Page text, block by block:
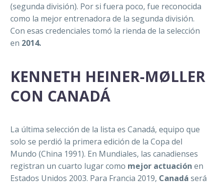
(segunda división). Por si fuera poco, fue reconocida
como la mejor entrenadora de la segunda división.
Con esas credenciales tomó la rienda de la selección
en 2014.
KENNETH HEINER-MØLLER
CON CANADÁ
La última selección de la lista es Canadá, equipo que
solo se perdió la primera edición de la Copa del
Mundo (China 1991). En Mundiales, las canadienses
registran un cuarto lugar como mejor actuación en
Estados Unidos 2003. Para Francia 2019, Canadá será